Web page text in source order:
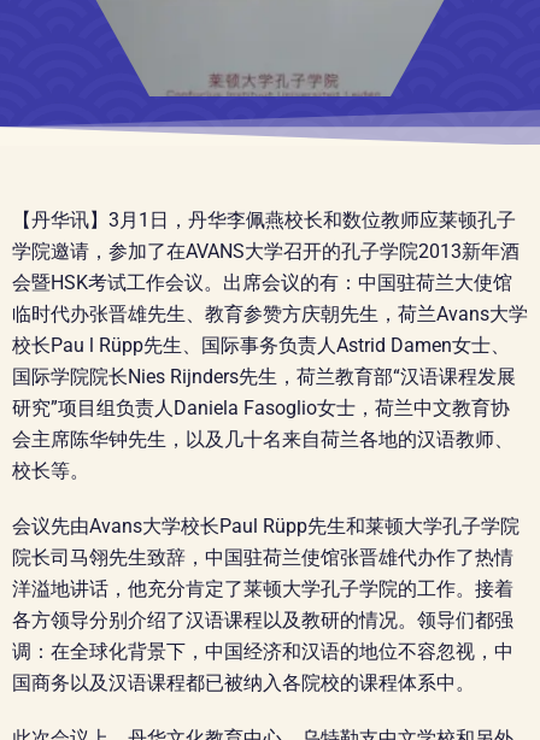
【丹华讯】3月1日，丹华李佩燕校长和数位教师应莱顿孔子
学院邀请，参加了在AVANS大学召开的孔子学院2013新年酒
会暨HSK考试工作会议。出席会议的有：中国驻荷兰大使馆
临时代办张晋雄先生、教育参赞方庆朝先生 ，荷兰Avans大学
校长Pau l Rüpp先生、国际事务负责人Astrid Damen女士、
国际学院院长Nies Rijnders先生，荷兰教育部“汉语课程发展
研究”项目组负责人Daniela Fasoglio女士，荷兰中文教育协
会主席陈华钟先生，以及几十名来自荷兰各地的汉语教师、
校长等。
会议先由Avans大学校长Paul Rüpp先生和莱顿大学孔子学院
院长司马翎先生致辞，中国驻荷兰使馆张晋雄代办作了热情
洋溢地讲话，他充分肯定了莱顿大学孔子学院的工作。接着
各方领导分别介绍了汉语课程以及教研的情况。领导们都强
调：在全球化背景下，中国经济和汉语的地位不容忽视，中
国商务以及汉语课程都已被纳入各院校的课程体系中。